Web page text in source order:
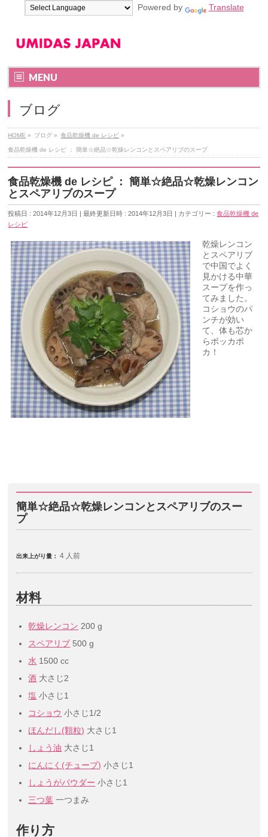
Powered by Translate
MENU
ブログ
HOME » ブログ » 食品乾燥機 de レシピ »
食品乾燥機 de レシピ ： 簡単☆絶品☆乾燥レンコンとスペアリブのスープ
食品乾燥機 de レシピ ： 簡単☆絶品☆乾燥レンコン
とスペアリブのスープ
投稿日 : 2014年12月3日 最終更新日時 : 2014年12月3日 カテゴリー :食品乾燥機 de
レシピ
乾燥レンコン
とスペアリブ
で中国でよく
見かける中華
スープを作っ
てみました。
コショウのパ
ンチが効い
て、体も芯か
らポッカポ
カ！
簡単☆絶品☆乾燥レンコンとスペアリブのスー
プ
出来上がり量： 4 人前
材料
乾燥レンコン 200 g
スペアリブ 500 g
水 1500 cc
酒 大さじ2
塩 小さじ1
コショウ 小さじ1/2
ほんだし(顆粒) 大さじ1
しょう油 大さじ1
にんにく(チューブ) 小さじ1
しょうがパウダー 小さじ1
三つ葉 一つまみ
作り方